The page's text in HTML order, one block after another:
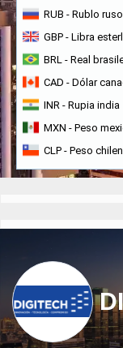
RUB - Rublo ruso
GBP - Libra
BRL - Real
CAD - Dólar
INR - Rupia india
MXN - Peso
CLP - Peso